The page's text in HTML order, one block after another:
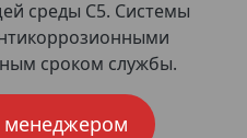
среды С5. Системы
сроком службы.
менеджером